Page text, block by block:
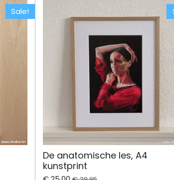
Sale!
De anatomische les, A4
kunstprint